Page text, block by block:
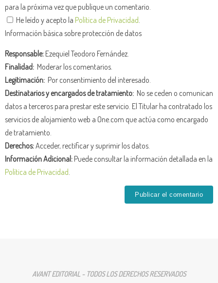
para la próxima vez que publique un comentario.
He leído y acepto la Política de Privacidad.
Información básica sobre protección de datos
Responsable:Ezequiel Teodoro Fernández.
Finalidad: Moderar los comentarios.
Legitimación: Por consentimiento del interesado.
Destinatarios y encargados de tratamiento: No se ceden o comunican
datos a terceros para prestar este servicio. El Titular ha contratado los
servicios de alojamiento web a One.com que actúa como encargado
de tratamiento.
Derechos:Acceder, rectificar y suprimir los datos.
Información Adicional:Puede consultar la información detallada en la
Política de Privacidad.
AVANT EDITORIAL - TODOS LOS DERECHOS RESERVADOS